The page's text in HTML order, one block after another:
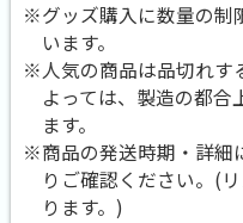
※グッズ購入に数量の制
います。
※人気の商品は品切れす
よっては、製造の都合
ます。
※商品の発送時期・詳細
りご確認ください。(
ります。)